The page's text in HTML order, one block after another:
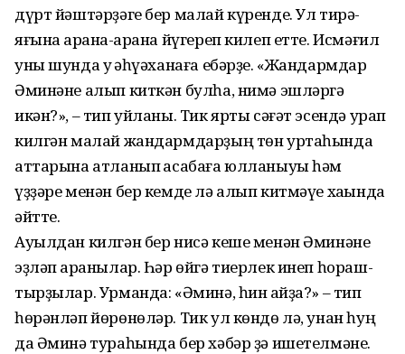
дүрт йәштәрҙәге бер малай күренде. Ул тирә-
яғына ҡарана-ҡарана йүгереп килеп етте. Исмәғил
уны шунда уҡ ҡәһүәханаға ебәрҙе. «Жандармдар
Әминәне алып киткән булһа, нимә эшләргә
икән?», – тип уйланы. Тик ярты сәғәт эсендә урап
килгән малай жандармдарҙың төн уртаһында
аттарына атланып ҡасабаға юлланыуы һәм
үҙҙәре менән бер кемде лә алып китмәүе хаҡында
әйтте.
Ауылдан килгән бер нисә кеше менән Әминәне
эҙләп ҡаранылар. Һәр өйгә тиерлек инеп һораш­
тырҙылар. Урманда: «Әминә, һин ҡайҙа?» – тип
һөрәнләп йөрөнөләр. Тик ул көндө лә, унан һуң
да Әминә тураһында бер хәбәр ҙә ишетелмәне.